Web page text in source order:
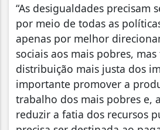
“As desigualdades precisam
por meio de todas as
apenas por melhor
sociais aos mais pobres,
distribuição mais justa dos
importante promover a
trabalho dos mais pobres e,
reduzir a fatia dos recursos